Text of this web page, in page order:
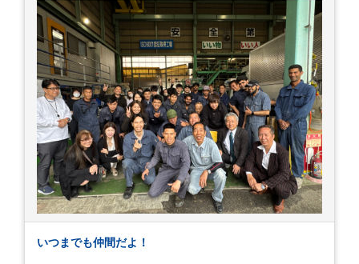
上・約20,000株ものアジサイが植えられていま
す。 山肌を埋め尽くすように咲き誇るブルー、ピ
ンク、紫のアジサイは圧巻の一言。 歩道が整備さ
れているので、アジサイの中に囲まれるような感
覚で散策を楽しめます。 写真好きにはたまらない
「フォトジェニック」な景色 あじさい屋敷は、ど
こを切り取っても絵になる場所ばかり。 高い場所
からの眺望: 敷地が高い位置にあるため、あじさ
い越しに広がる茂原の景色を一望できます。 小道
での撮影: アジサイの小道を歩いている後ろ姿
は、とても幻想的で素敵な写真になりますよ。 梅
雨の季節特有の「しっとりと濡れたアジサイ」も
素敵ですし、晴れた日の「キラキラした光を浴び
たアジサイ」も最高です。ぜひカメラを持って出
いつまでも仲間だよ！